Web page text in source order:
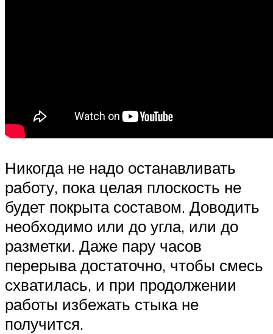
Никогда не надо останавливать
работу, пока целая плоскость не
будет покрыта составом. Доводить
необходимо или до угла, или до
разметки. Даже пару часов
перерыва достаточно, чтобы смесь
схватилась, и при продолжении
работы избежать стыка не
получится.